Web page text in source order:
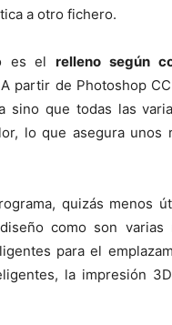
a otro fichero.
es elrelleno según
partir de Photoshop
que todas las
lo que asegura unos
quizás menos
como son varias
para el
la impresión